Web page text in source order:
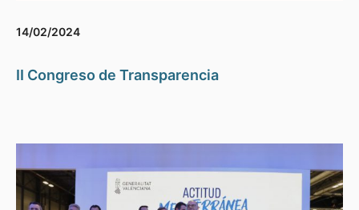
14/02/2024
II Congreso de Transparencia